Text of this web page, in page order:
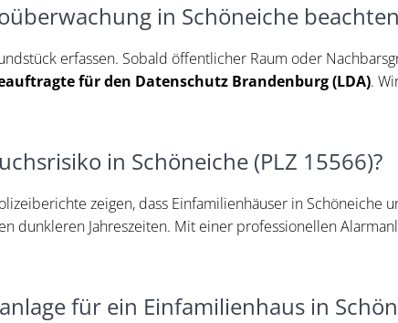
in Schöneiche
erfassen. Sobald öffentlicher Raum oder
für den Datenschutz Brandenburg (LDA).
in Schöneiche (PLZ 15566)?
zeigen, dass Einfamilienhäuser in Schöneiche
dunkleren Jahreszeiten. Mit einer professionellen
für ein Einfamilienhaus in